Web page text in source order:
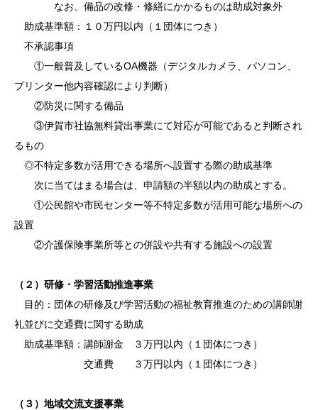
なお、備品の改修・修繕にかかるものは助成対象外
助成基準額：１０万円以内（１団体につき）
不承認事項
①一般普及しているOA機器（デジタルカメラ、パソコン、
プリンター他内容確認により判断）
②防災に関する備品
③伊賀市社協無料貸出事業にて対応が可能であると判断され
るもの
◎不特定多数が活用できる場所へ設置する際の助成基準
次に当てはまる場合は、申請額の半額以内の助成とする。
①公民館や市民センター等不特定多数が活用可能な場所への
設置
②介護保険事業所等との併設や共有する施設への設置
（２）研修・学習活動推進事業
目的：団体の研修及び学習活動の福祉教育推進のための講師謝
礼並びに交通費に関する助成
助成基準額：講師謝金 ３万円以内（１団体につき）
交通費 ３万円以内（１団体につき）
（３）地域交流支援事業